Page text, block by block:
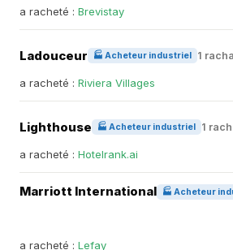
a racheté : Brevistay
Ladouceur 🏭 Acheteur industriel 1
a racheté : Riviera Villages
Lighthouse 🏭 Acheteur industriel 1
a racheté : Hotelrank.ai
Marriott International 🏭 Acheteur
a racheté : Lefay